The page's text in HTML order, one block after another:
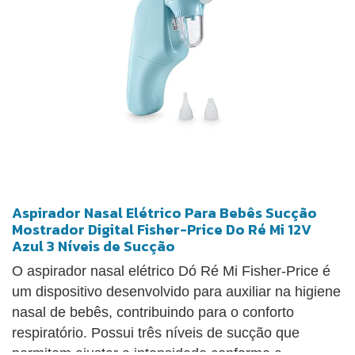
Aspirador Nasal Elétrico Para Bebês Sucção
Mostrador Digital Fisher-Price Do Ré Mi 12V
Azul 3 Níveis de Sucção
O aspirador nasal elétrico Dó Ré Mi Fisher-Price é
um dispositivo desenvolvido para auxiliar na higiene
nasal de bebês, contribuindo para o conforto
respiratório. Possui três níveis de sucção que